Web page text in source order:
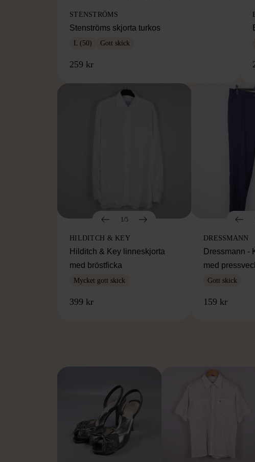
STENSTRÖMS
Stenströms skjorta turkos
L (50) Gott skick
259 kr
1/5
HILDITCH & KEY
Hilditch & Key linneskjorta
med bröstficka
Mycket gott skick
399 kr
DRESSMANN
Dressmann -
med
Gott skick
159 kr